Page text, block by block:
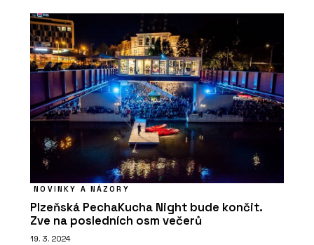
NOVINKY A NÁZORY
Plzeňská PechaKucha Night bude končit.
Zve na posledních osm večerů
19. 3. 2024